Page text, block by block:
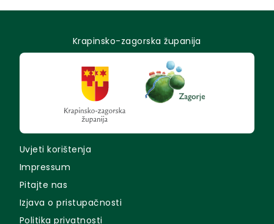
Krapinsko-zagorska županija
Uvjeti korištenja
Impressum
Pitajte nas
Izjava o pristupačnosti
Politika privatnosti